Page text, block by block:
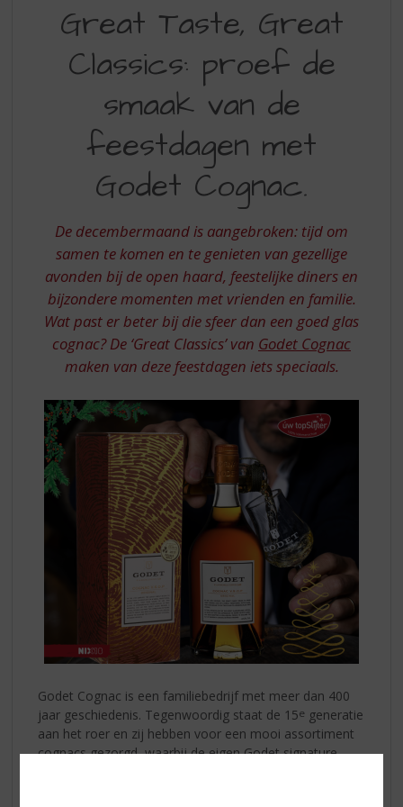
TASTE
GREAT
SMAAK
DE
FEESTDAGEN
MET
GODET
COGNAC
Great Taste, Great
Classics: proef de
smaak van de
feestdagen met
Godet Cognac.
De decembermaand is aangebroken: tijd om
samen te komen en te genieten van gezellige
avonden bij de open haard, feestelijke diners en
bijzondere momenten met vrienden en familie.
Wat past er beter bij die sfeer dan een goed glas
cognac? De ‘Great Classics’ van Godet Cognac
maken van deze feestdagen iets speciaals.
Godet Cognac is een familiebedrijf met meer dan 400
jaar geschiedenis. Tegenwoordig staat de 15e generatie
aan het roer en zij hebben voor een mooi assortiment
cognacs gezorgd, waarbij de eigen Godet signature